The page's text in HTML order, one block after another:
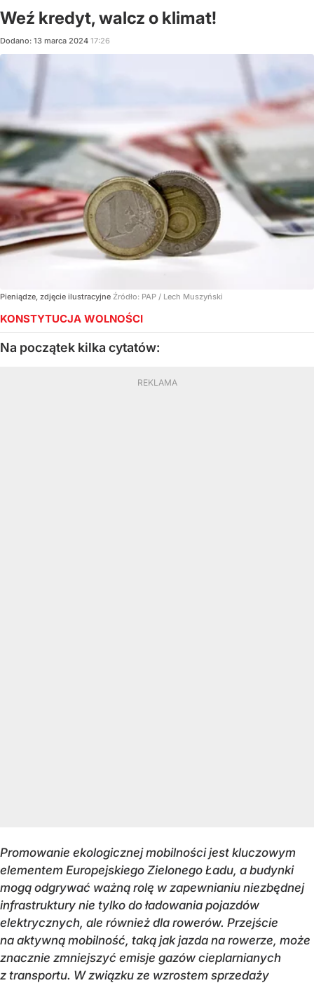
Weź kredyt, walcz o klimat!
Dodano: 13 marca 2024 17:26
Pieniądze, zdjęcie ilustracyjne Źródło: PAP / Lech Muszyński
KONSTYTUCJA WOLNOŚCI
Na początek kilka cytatów:
Promowanie ekologicznej mobilności jest kluczowym
elementem Europejskiego Zielonego Ładu, a budynki
mogą odgrywać ważną rolę w zapewnianiu niezbędnej
infrastruktury nie tylko do ładowania pojazdów
elektrycznych, ale również dla rowerów. Przejście
na aktywną mobilność, taką jak jazda na rowerze, może
znacznie zmniejszyć emisje gazów cieplarnianych
z transportu. W związku ze wzrostem sprzedaży